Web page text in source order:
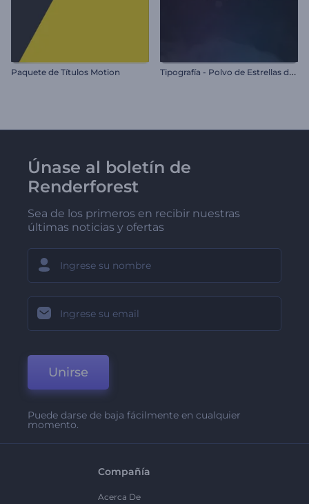
Paquete de Títulos Motion T
ipografía - Polvo de Estrellas de Neón
Únase al boletín de
Renderforest
Sea de los primeros en recibir nuestras
últimas noticias y ofertas
Unirse
Puede darse de baja fácilmente en cualquier
momento.
Compañía
Acerca De